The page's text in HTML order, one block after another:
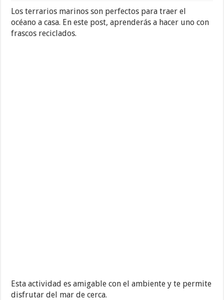
Los terrarios marinos son perfectos para traer el
océano a casa. En este post, aprenderás a hacer uno con
frascos reciclados.
Esta actividad es amigable con el ambiente y te permite
disfrutar del mar de cerca.